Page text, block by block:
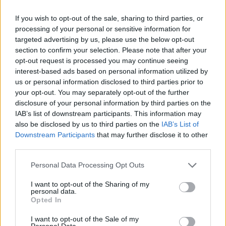
If you wish to opt-out of the sale, sharing to third parties, or
processing of your personal or sensitive information for
targeted advertising by us, please use the below opt-out
section to confirm your selection. Please note that after your
opt-out request is processed you may continue seeing
interest-based ads based on personal information utilized by
us or personal information disclosed to third parties prior to
your opt-out. You may separately opt-out of the further
disclosure of your personal information by third parties on the
IAB’s list of downstream participants. This information may
also be disclosed by us to third parties on the IAB’s List of
Downstream Participants that may further disclose it to other
Please note that this website/app uses one or more Google
not limited to your visit or usage behaviour. You may click to
grant or deny consent to Google and its third-party tags to
use your data for below specified purposes in below Google
consent section.
Personal Data Processing Opt Outs
I want to opt-out of the Sharing of my
personal data.
Opted In
I want to opt-out of the Sale of my
και ΕΒΠ που υπηρετούν σε σχολικές μονάδες Ειδικής
Δευτεροβάθμιας Εκπαίδευσης.
Μέχρι την έναρξη της νέας σχολικής χρονιάς, αναμένεται
απαραίτητες νέες οργανικές θέσεις που θα αντιστοιχούν
εκπαιδευτικών, ώστε να καταστεί δυνατή η ολοκλήρωση
οριστική τοποθέτηση των διορισθέντων σε σχολικές
Διαβάστε επίσηςΕκπαιδευτικά κενά στα σχολεία:
λόγω ελλείψεων σε προσωπικό